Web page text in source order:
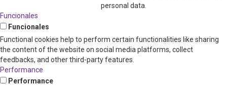
personal data.
Funcionales
Funcionales
Functional cookies help to perform certain functionalities like sharing
the content of the website on social media platforms, collect
feedbacks, and other third-party features.
Performance
Performance